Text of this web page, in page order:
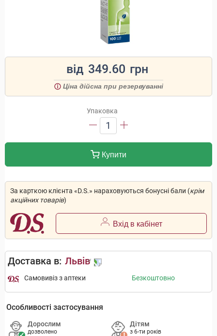
від 349.60 грн
Ціна дійсна при резервуванні
Упаковка
1
Купити
За карткою клієнта «D.S.» нараховуються бонусні бали (крім
акційних товарів)
Вхід в кабінет
Доставка в: Львів
Самовивіз з аптеки Безкоштовно
Особливості застосування
Дорослим
дозволено
Дітям
з 6-ти років